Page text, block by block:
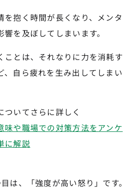
抱く時間が長くなり、メンタ
を及ぼしてしまいます。
ことは、それなりに力を消耗す
、自ら疲れを生み出してしまい
いてさらに詳しく
味や職場での対策方法をアンケ
に解説
は、「強度が高い怒り」です。